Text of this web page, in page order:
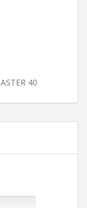
40